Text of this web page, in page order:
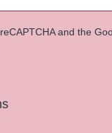
and the